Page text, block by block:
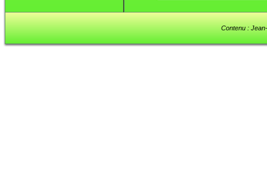
Contenu :